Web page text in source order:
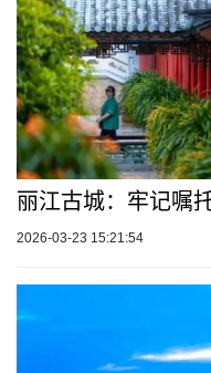
丽江古城：牢记嘱
2026-03-23 15:21:54